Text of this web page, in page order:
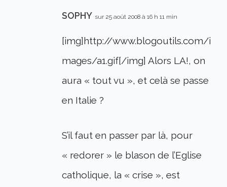
SOPHY sur 25 août 2008 à 16 h 11 min
[img]http://www.blogoutils.com/i
mages/a1.gif[/img] Alors LA!, on
aura « tout vu », et celà se passe
en Italie ?
S’il faut en passer par là, pour
« redorer » le blason de l’Eglise
catholique, la « crise », est